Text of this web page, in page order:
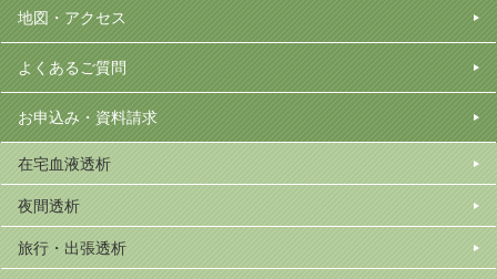
地図・アクセス
よくあるご質問
お申込み・資料請求
在宅血液透析
夜間透析
旅行・出張透析